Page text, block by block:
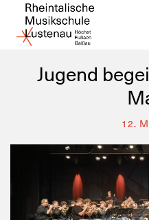
Jugend
12.